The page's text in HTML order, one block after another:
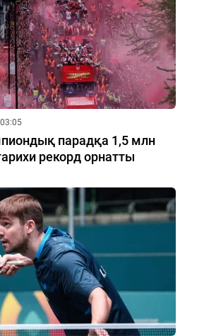
парадқа 1,5 млн
рекорд орнатты